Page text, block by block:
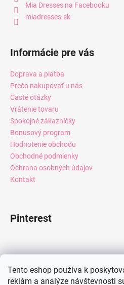
Tento eshop používa k
reklám a analýze návštevnosti
Mia Dresses na Facebooku
miadresses.sk
Informácie pre vás
Doprava a platba
Prečo nakupovať u nás
Časté otázky
Vrátenie tovaru
Spokojné zákazníčky
Bonusový program
Hodnotenie obchodu
Obchodné podmienky
Ochrana osobných údajov
Kontakt
Pinterest